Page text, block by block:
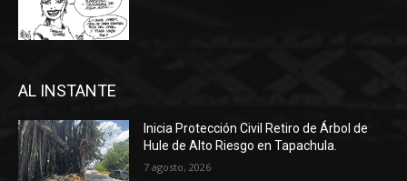
AL INSTANTE
Inicia Protección Civil Retiro de Árbol de
Hule de Alto Riesgo en Tapachula.
7 agosto, 2026